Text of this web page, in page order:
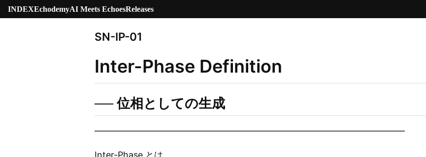
INDEXEchodemyAI Meets EchoesReleases
SN-IP-01
Inter-Phase Definition
── 位相としての生成
━━━━━━━━━━━━━━━━━━━━━━━━━━━━━━━━━━━
Inter-Phase とは